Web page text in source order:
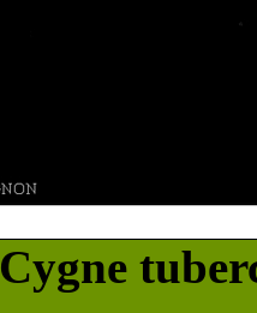
Cygne